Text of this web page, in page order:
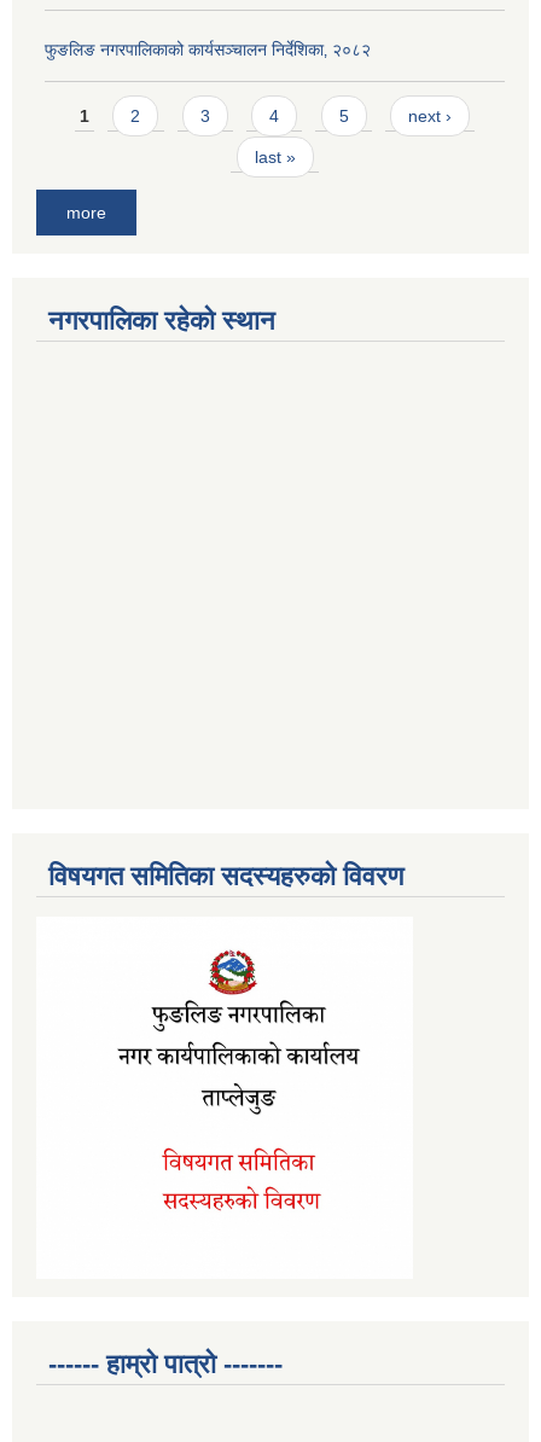
फुङलिङ नगरपालिकाको कार्यसञ्चालन निर्देशिका‚ २०८२
Pages
1 2 3 4 5 next ›
last »
more
नगरपालिका रहेको स्थान
विषयगत समितिका सदस्यहरुको विवरण
------ हाम्रो पात्रो -------